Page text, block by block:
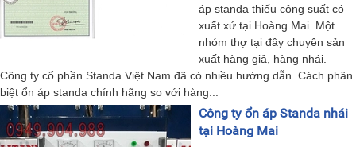
áp standa thiếu công suất có
xuất xứ tại Hoàng Mai. Một
nhóm thợ tại đây chuyên sản
xuất hàng giả, hàng nhái.
Công ty cổ phần Standa Việt Nam đã có nhiều hướng dẫn. Cách phân
biệt ổn áp standa chính hãng so với hàng...
Công ty ổn áp Standa nhái
tại Hoàng Mai